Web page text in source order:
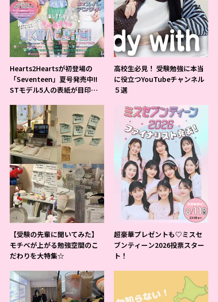
Hearts2Heartsが初登場の
「Seventeen」夏号発売中!!
STモデル5人の表紙が目印だ
高校生必見！ 受験勉強に本当
に役立つYouTubeチャンネル
５選
【受験の先輩に聞いてみた】
モチベが上がる勉強空間のこ
だわりを大特集☆
超豪華プレゼントも♡ミスセ
ブンティーン2026投票スター
ト！